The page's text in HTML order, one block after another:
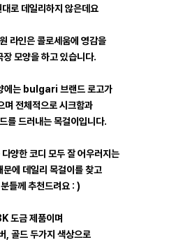
로 데일리하지 않은데요
라인은 콜로세움에 영감을
장 모양을 하고 있습니다.
에는 bulgari 브랜드 로고가
며 전체적으로 시크함과
를 드러내는 목걸이입니다.
양한 코디 모두 잘 어우러지는
문에 데일리 목걸이를 찾고
들께 추천드려요 : )
도금 제품이며
, 골드 두가지 색상으로